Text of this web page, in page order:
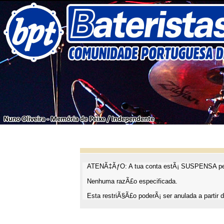
ATENÃ‡ÃƒO: A tua conta estÃ¡ SUSPENSA
Nenhuma razÃ£o especificada.
Esta restriÃ§Ã£o poderÃ¡ ser anulada a partir